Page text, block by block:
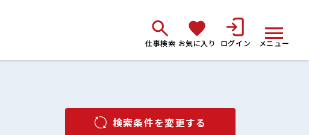
仕事検索 お気に入り ログイン メニュー
検索条件を変更する